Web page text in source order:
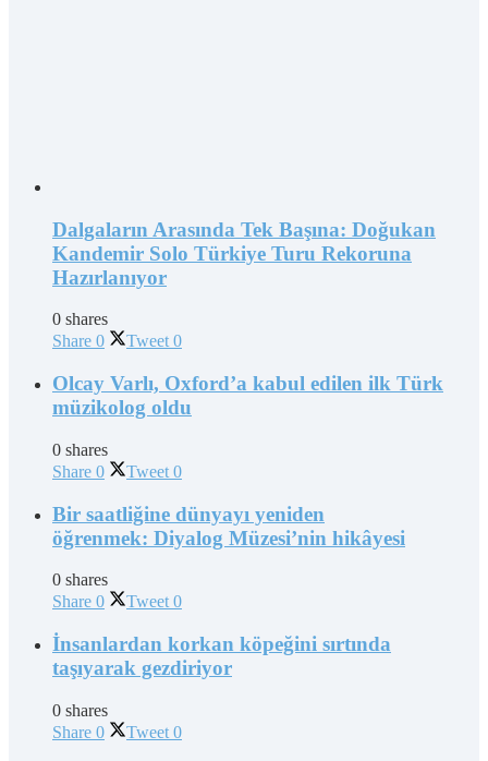
Dalgaların Arasında Tek Başına: Doğukan
Kandemir Solo Türkiye Turu Rekoruna
Hazırlanıyor
0 shares
Share 0 Tweet 0
Olcay Varlı, Oxford’a kabul edilen ilk Türk
müzikolog oldu
0 shares
Share 0 Tweet 0
Bir saatliğine dünyayı yeniden
öğrenmek: Diyalog Müzesi’nin hikâyesi
0 shares
Share 0 Tweet 0
İnsanlardan korkan köpeğini sırtında
taşıyarak gezdiriyor
0 shares
Share 0 Tweet 0